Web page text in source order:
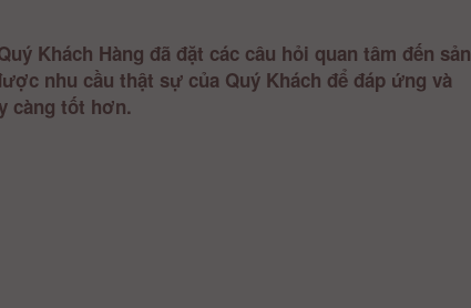
Khách Hàng đã đặt các câu hỏi quan tâm đến sản
nhu cầu thật sự của Quý Khách để đáp ứng và
càng tốt hơn.